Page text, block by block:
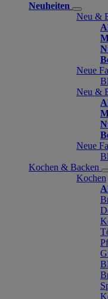
Neuheiten
Neu &
Neue
Neu &
Neue
Kochen & Backen
Kochen